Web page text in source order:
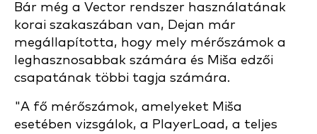
Bár még a Vector rendszer használatának
korai szakaszában van, Dejan már
megállapította, hogy mely mérőszámok a
leghasznosabbak számára és Miša edzői
csapatának többi tagja számára.
"A fő mérőszámok, amelyeket Miša
esetében vizsgálok, a PlayerLoad, a teljes